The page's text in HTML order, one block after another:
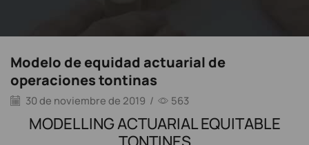
Modelo de equidad actuarial de
operaciones tontinas
30 de noviembre de 2019 / 563
MODELLING ACTUARIAL EQUITABLE